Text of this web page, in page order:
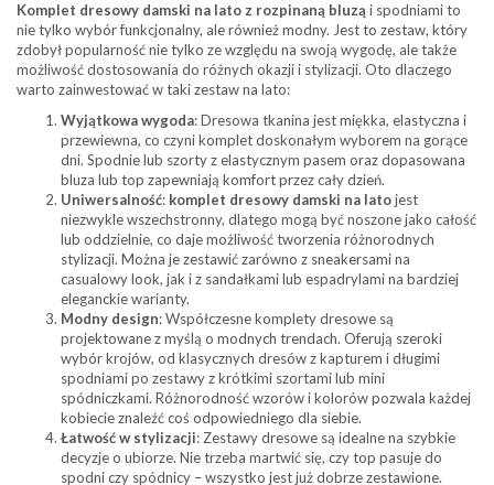
Komplet dresowy damski na latoz rozpinaną bluzą i spodniami to
nie tylko wybór funkcjonalny, ale również modny. Jest to zestaw, który
zdobył popularność nie tylko ze względu na swoją wygodę, ale także
możliwość dostosowania do różnych okazji i stylizacji. Oto dlaczego
warto zainwestować w taki zestaw na lato:
Wyjątkowa wygoda: Dresowa tkanina jest miękka, elastyczna i
przewiewna, co czyni komplet doskonałym wyborem na gorące
dni. Spodnie lub szorty z elastycznym pasem oraz dopasowana
bluza lub top zapewniają komfort przez cały dzień.
Uniwersalność: komplet dresowy damski na latojest
niezwykle wszechstronny, dlatego mogą być noszone jako całość
lub oddzielnie, co daje możliwość tworzenia różnorodnych
stylizacji. Można je zestawić zarówno z sneakersami na
casualowy look, jak i z sandałkami lub espadrylami na bardziej
eleganckie warianty.
Modny design: Współczesne komplety dresowe są
projektowane z myślą o modnych trendach. Oferują szeroki
wybór krojów, od klasycznych dresów z kapturem i długimi
spodniami po zestawy z krótkimi szortami lub mini
spódniczkami. Różnorodność wzorów i kolorów pozwala każdej
kobiecie znaleźć coś odpowiedniego dla siebie.
Łatwość w stylizacji: Zestawy dresowe są idealne na szybkie
decyzje o ubiorze. Nie trzeba martwić się, czy top pasuje do
spodni czy spódnicy – wszystko jest już dobrze zestawione.